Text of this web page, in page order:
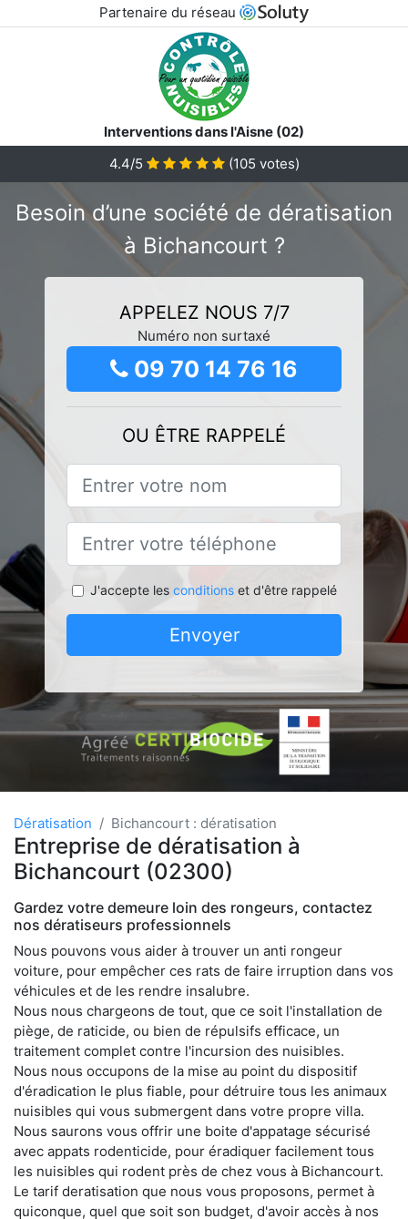
Partenaire du réseau
Interventions dans l'Aisne (02)
4.4/5
(105 votes)
Besoin d’une société de dératisation
à Bichancourt ?
APPELEZ NOUS 7/7
Numéro non surtaxé
09 70 14 76 16
OU ÊTRE RAPPELÉ
J'accepte les conditionset d'être rappelé
Envoyer
Dératisation Bichancourt : dératisation
Entreprise de dératisation à
Bichancourt (02300)
Gardez votre demeure loin des rongeurs, contactez
nos dératiseurs professionnels
Nous pouvons vous aider à trouver un anti rongeur
voiture, pour empêcher ces rats de faire irruption dans vos
véhicules et de les rendre insalubre.
Nous nous chargeons de tout, que ce soit l'installation de
piège, de raticide, ou bien de répulsifs efficace, un
traitement complet contre l'incursion des nuisibles.
Nous nous occupons de la mise au point du dispositif
d'éradication le plus fiable, pour détruire tous les animaux
nuisibles qui vous submergent dans votre propre villa.
Nous saurons vous offrir une boite d'appatage sécurisé
avec appats rodenticide, pour éradiquer facilement tous
les nuisibles qui rodent près de chez vous à Bichancourt.
Le tarif deratisation que nous vous proposons, permet à
quiconque, quel que soit son budget, d'avoir accès à nos